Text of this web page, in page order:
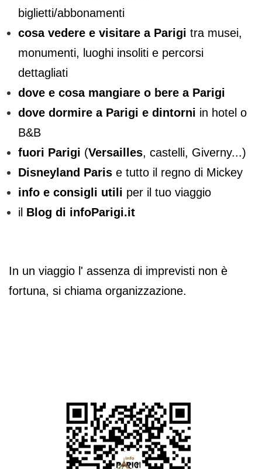
biglietti/abbonamenti
cosa vedere e visitare a Parigi tra musei,
monumenti, luoghi insoliti e percorsi
dettagliati
dove e cosa mangiare o bere a Parigi
dove dormire a Parigi e dintorni in hotel o
B&B
fuori Parigi (Versailles, castelli, Giverny...)
Disneyland Paris e tutto il regno di Mickey
info e consigli utili per il tuo viaggio
il Blog di infoParigi.it
In un viaggio l' assenza di imprevisti non è
fortuna, si chiama organizzazione.